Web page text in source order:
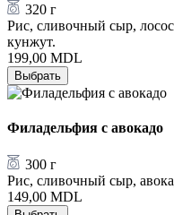
320 г
Рис, сливочный сыр,
кунжут.
199,00 MDL
Выбрать
Филадельфия с авокадо
300 г
Рис, сливочный сыр,
149,00 MDL